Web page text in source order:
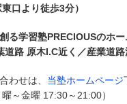
口より徒歩3分）
る学習塾PRECIOUSのホ
道路 原木I.C近く／産業道路
わせは、 当塾ホームページ
曜～金曜 17:30～21:00）